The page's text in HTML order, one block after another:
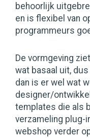
behoorlijk
en is flexibel van
programmeurs
De vormgeving
wat basaal uit,
dan is er wel wat
designer/
templates die als
verzameling plug-
webshop verder